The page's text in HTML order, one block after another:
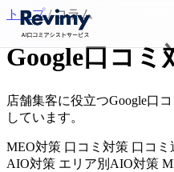
トップ / コラム
Google口コミ
店舗集客に役立つGoogle口
しています。
MEO対策 口コミ対策 口コミ
AIO対策 エリア別AIO対策